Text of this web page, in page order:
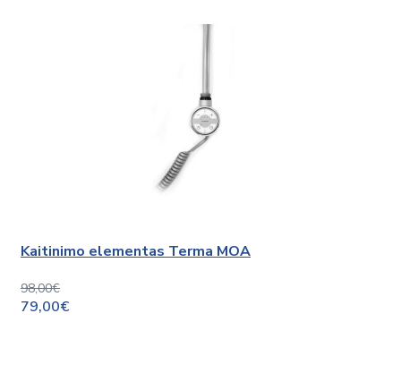
Kaitinimo elementas Terma MOA
98,00€
79,00€